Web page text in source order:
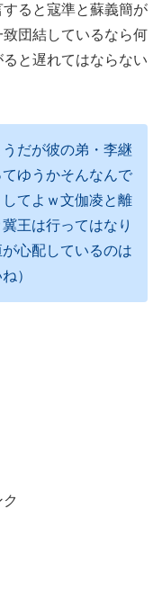
ると寇準と蘇義簡が
団結しているなら何
と遅れてはならない
だが彼の弟・李継
ゆうかそんなんで
てよｗ文伽凌と離
王は行ってはなり
心配しているのは
）